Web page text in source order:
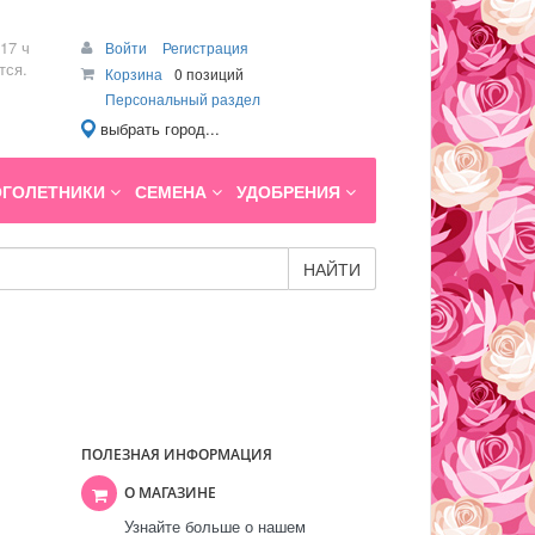
ч
Войти
Регистрация
Корзина
0 позиций
Персональный раздел
выбрать город...
СЕМЕНА УДОБРЕНИЯ
НАЙТИ
ПОЛЕЗНАЯ ИНФОРМАЦИЯ
О МАГАЗИНЕ
Узнайте больше о нашем